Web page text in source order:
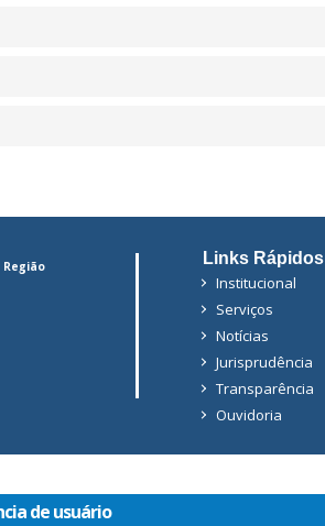
Região
Links Rápidos
Institucional
Serviços
Notícias
Jurisprudência
Transparência
Ouvidoria
de usuário